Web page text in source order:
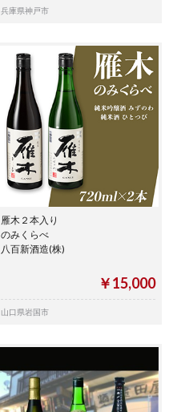
兵庫県神戸市
雁木２本入り
のみくらべ
八百新酒造(株)
￥15,000
山口県岩国市